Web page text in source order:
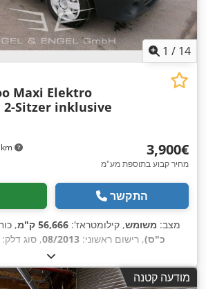
1 / 14
Maxi Elektro
2-Sitzer inklusive
‏3,900 ‏€
מחיר קבוע בתוספת מע"מ
התקשר
מצב: משומש, קילומטראז': 56,666 ק"מ ,
כ"ס), רישום ראשוני: 08/2013, סוג דלק:
, משקל טעינה מרבי:595 ק"ג
, בסיס גלגלים:3,081 מ"מ , דלק:חשמל,
137 גרם/ק"מ, צריכת דלק (עירונית):5.9 ל׳/100 ק״מ מודעה קטנה